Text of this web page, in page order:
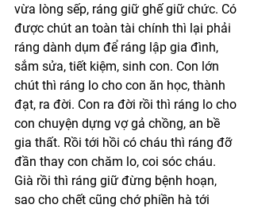
vừa lòng sếp, ráng giữ ghế giữ chức. Có
được chút an toàn tài chính thì lại phải
ráng dành dụm để ráng lập gia đình,
sắm sửa, tiết kiệm, sinh con. Con lớn
chút thì ráng lo cho con ăn học, thành
đạt, ra đời. Con ra đời rồi thì ráng lo cho
con chuyện dựng vợ gả chồng, an bề
gia thất. Rồi tới hồi có cháu thì ráng đỡ
đần thay con chăm lo, coi sóc cháu.
Già rồi thì ráng giữ đừng bệnh hoạn,
sao cho chết cũng chớ phiền hà tới